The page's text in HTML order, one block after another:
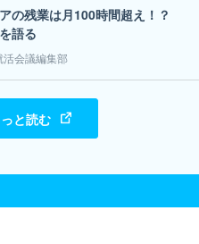
の残業は月100時間超え！？
語る
活会議編集部
と読む